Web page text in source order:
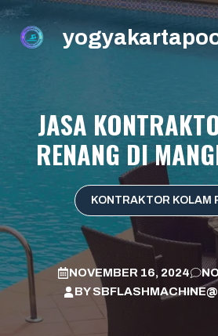
Skip
to
content
JASA
RENANG DI
KONTRAKTOR KOLAM
NOVEMBER 16, 2024
BY